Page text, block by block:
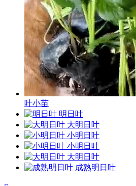
叶小苗
明日叶
大明日叶
小明日叶
小明日叶
大明日叶
成熟明日叶